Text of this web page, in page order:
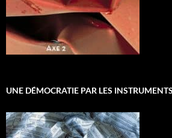
UNE DÉMOCRATIE PAR LES